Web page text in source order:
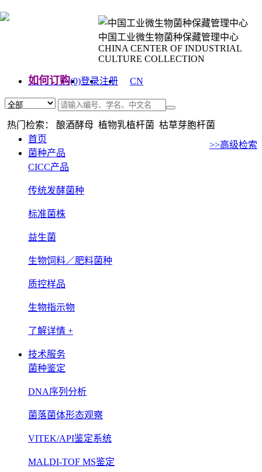
中国工业微生物菌种保藏管理中心
CHINA CENTER OF INDUSTRIAL
CULTURE COLLECTION
如何订购(0)登录注册
CN
热门检索： 酿酒酵母 植物乳植杆菌 枯草芽胞杆菌
>>高级检索
首页
菌种产品
CICC产品
传统发酵菌种
标准菌株
益生菌
生物饲料／肥料菌种
质控样品
生物指示物
了解详情 +
技术服务
菌种鉴定
DNA序列分析
菌落菌体形态观察
VITEK/API鉴定系统
MALDI-TOF MS鉴定